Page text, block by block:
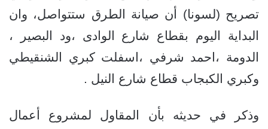
تصريح (لسونا) أن صيانة الطرق ستتواصل، وان
البداية اليوم بقطاع شارع الوادى ،ود البصير ،
الدومة ،احمد شرفي ،اسفلت كبري الشنقيطي
وكبري الكبجاب قطاع شارع النيل .
وذكر في حديثه بأن المقاول لمشروع أعمال